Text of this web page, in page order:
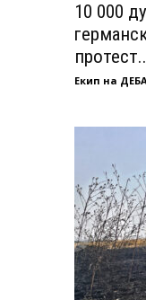
10 000
Екип на